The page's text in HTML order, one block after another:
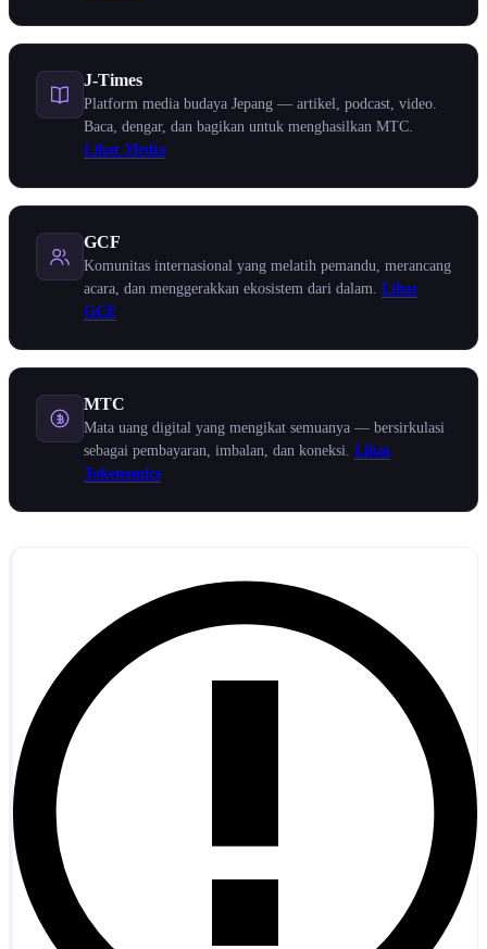
J-Times
Platform media budaya Jepang — artikel, podcast, video.
Baca, dengar, dan bagikan untuk menghasilkan MTC.
Lihat Media
GCF
Komunitas internasional yang melatih pemandu, merancang
acara, dan menggerakkan ekosistem dari dalam. Lihat
GCF
MTC
Mata uang digital yang mengikat semuanya — bersirkulasi
sebagai pembayaran, imbalan, dan koneksi. Lihat
Tokenomics